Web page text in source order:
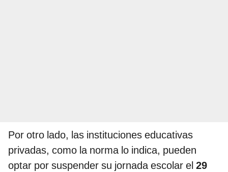
Por otro lado, las instituciones educativas
privadas, como la norma lo indica, pueden
optar por suspender su jornada escolar el 29